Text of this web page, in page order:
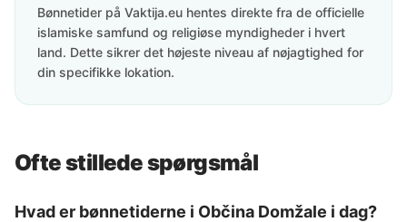
Bønnetider på Vaktija.eu hentes direkte fra de officielle
islamiske samfund og religiøse myndigheder i hvert
land. Dette sikrer det højeste niveau af nøjagtighed for
din specifikke lokation.
Ofte stillede spørgsmål
Hvad er bønnetiderne i Občina Domžale i dag?